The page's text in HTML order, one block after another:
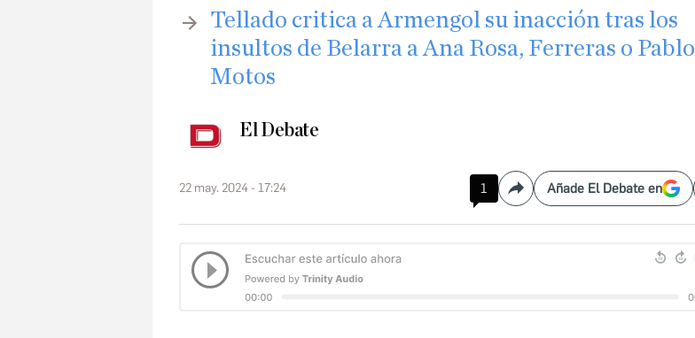
Tellado critica a Armengol su inacción tras los
insultos de Belarra a Ana Rosa, Ferreras o Pablo
Motos
El Debate
22 may. 2024 - 17:24 1 CompartirAñade El Debate en